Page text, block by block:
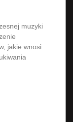
muzyki
jakie wnosi